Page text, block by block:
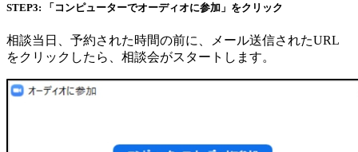
STEP3: 「コンピューターでオーディオに参加」をクリック
相談当日、予約された時間の前に、メール送信されたURL
をクリックしたら、相談会がスタートします。